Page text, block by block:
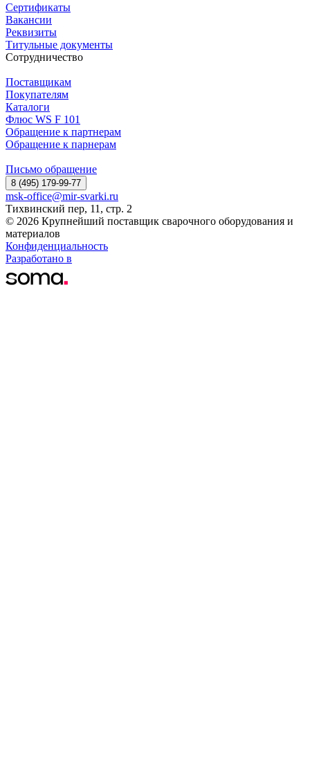
Сертификаты
Вакансии
Реквизиты
Титульные документы
Сотрудничество
Поставщикам
Покупателям
Каталоги
Флюс WS F 101
Обращение к партнерам
Обращение к парнерам
Письмо обращение
8 (495) 179-99-77
msk-office@mir-svarki.ru
Тихвинский пер, 11, стр. 2
© 2026 Крупнейший поставщик сварочного оборудования и
материалов
Конфиденциальность
Разработано в